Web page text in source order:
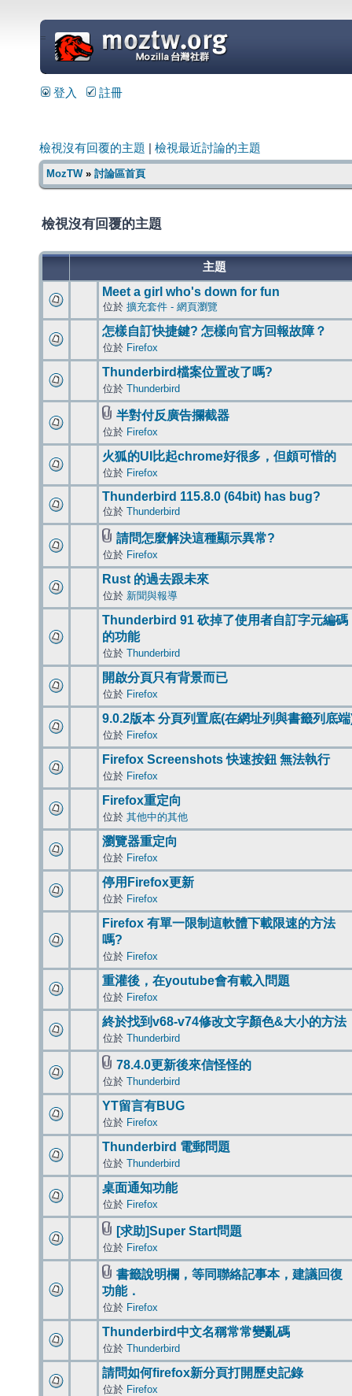
=
登入 註冊
檢視沒有回覆的主題 檢視最近討論的主題
MozTW» 討論區首頁
檢視沒有回覆的主題
主題
Meet a girl who's down for fun
位於 擴充套件 - 網頁瀏覽
怎樣自訂快捷鍵? 怎樣向官方回報故障？
位於 Firefox
Thunderbird檔案位置改了嗎?
位於 Thunderbird
半對付反廣告攔截器
位於 Firefox
火狐的UI比起chrome好很多，但頗可惜的
位於 Firefox
Thunderbird 115.8.0 (64bit) has bug?
位於 Thunderbird
請問怎麼解決這種顯示異常?
位於 Firefox
Rust 的過去跟未來
位於 新聞與報導
Thunderbird 91 砍掉了使用者自訂字元編碼
的功能
位於 Thunderbird
開啟分頁只有背景而已
位於 Firefox
9.0.2版本 分頁列置底(在網址列與書籤列底
位於 Firefox
Firefox Screenshots 快速按鈕 無法執行
位於 Firefox
Firefox重定向
位於 其他中的其他
瀏覽器重定向
位於 Firefox
停用Firefox更新
位於 Firefox
Firefox 有單一限制這軟體下載限速的方法
嗎?
位於 Firefox
重灌後，在youtube會有載入問題
位於 Firefox
終於找到v68-v74修改文字顏色&大小的方法
位於 Thunderbird
78.4.0更新後來信怪怪的
位於 Thunderbird
YT留言有BUG
位於 Firefox
Thunderbird 電郵問題
位於 Thunderbird
桌面通知功能
位於 Firefox
[求助]Super Start問題
位於 Firefox
書籤說明欄，等同聯絡記事本，建議回復
功能．
位於 Firefox
Thunderbird中文名稱常常變亂碼
位於 Thunderbird
請問如何firefox新分頁打開歷史記錄
位於 Firefox